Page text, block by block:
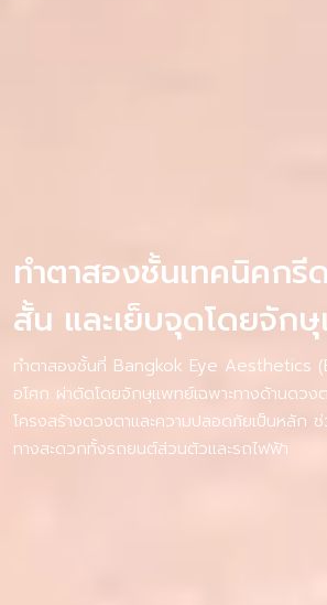
ทำตาสองชั้นเทคนิคกรี
สั้น และเย็บจุดโดยจัก
ทำตาสองชั้นที่ Bangkok Eye Aesthetics
อโศก ผ่าตัดโดยจักษุแพทย์เฉพาะทางด้านดวงต
โครงสร้างดวงตาและความปลอดภัยเป็นหลัก
ทางสะดวกทั้งรถยนต์ส่วนตัวและรถไฟฟ้า